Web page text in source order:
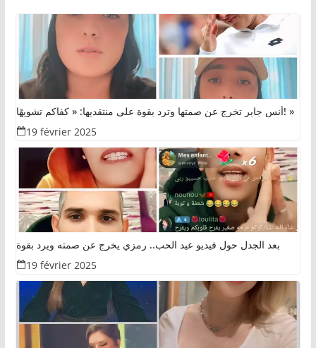
أنس جابر تخرج عن صمتها وترد بقوة على منتقديها: « كفاكم تشويهًا! »
19 février 2025
بعد الجدل حول فيديو عيد الحب.. رمزي يخرج عن صمته ويرد بقوة
19 février 2025